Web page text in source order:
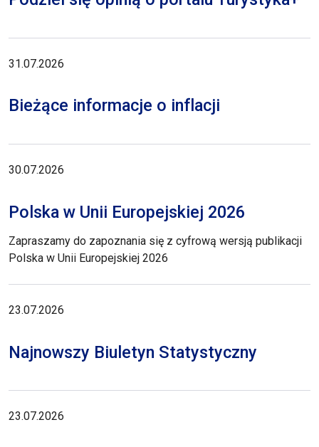
31.07.2026
Bieżące informacje o inflacji
30.07.2026
Polska w Unii Europejskiej 2026
Zapraszamy do zapoznania się z cyfrową wersją publikacji
Polska w Unii Europejskiej 2026
23.07.2026
Najnowszy Biuletyn Statystyczny
23.07.2026